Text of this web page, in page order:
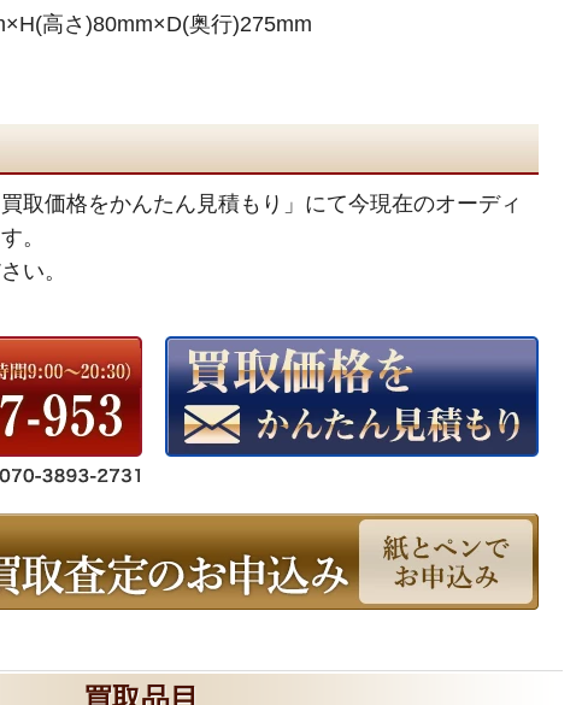
高さ)80mm×D(奥行)275mm
取価格をかんたん見積もり」にて今現在のオーディ
。
い。